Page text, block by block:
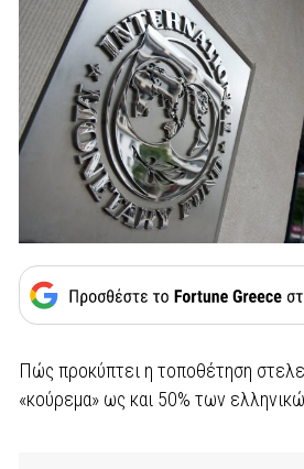
Πώς προκύπτει η τοποθέτηση
«κούρεμα» ως και 50% των